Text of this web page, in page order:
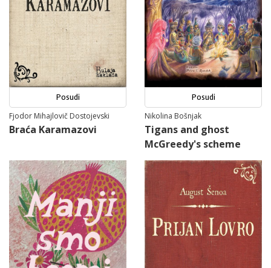
Posudi
Fjodor Mihajlovič Dostojevski
Braća Karamazovi
Posudi
Nikolina Bošnjak
Tigans and ghost
McGreedy's scheme